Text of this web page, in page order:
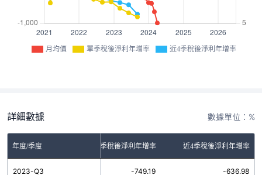
月均價 單季稅後淨利年增率 近4季稅後淨利年增率
詳細數據 數據單位：%
年度/季度 單季稅後淨利年增率 近4季稅後淨利年增率
2023-Q3 -749.19 -636.98